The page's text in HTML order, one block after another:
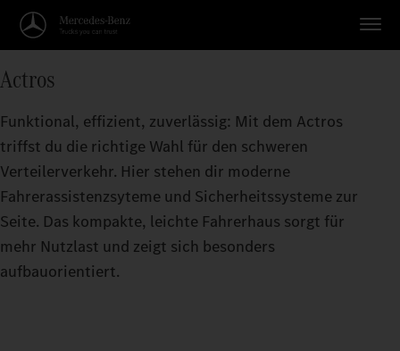
Actros
Funktional, effizient, zuverlässig: Mit dem Actros
triffst du die richtige Wahl für den schweren
Verteilerverkehr. Hier stehen dir moderne
Fahrerassistenzsyteme und Sicherheitssysteme zur
Seite. Das kompakte, leichte Fahrerhaus sorgt für
mehr Nutzlast und zeigt sich besonders
aufbauorientiert.